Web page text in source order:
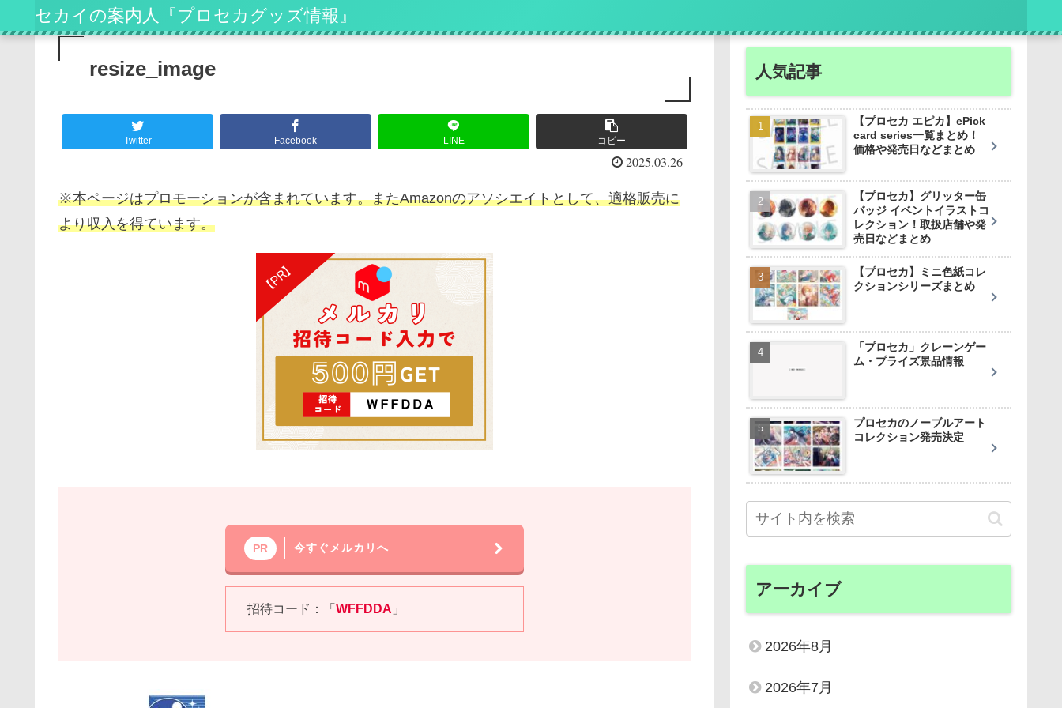
セカイの案内人『プロセカグッズ情報』
resize_image
Twitter Facebook LINE コピー
2025.03.26
※本ページはプロモーションが含まれています。またAmazonのアソシエイトとして、適格販売に
より収入を得ています。
PR 今すぐメルカリへ
招待コード：「WFFDDA 」
人気記事
【プロセカ エピカ】ePick
card series一覧まとめ！
価格や発売日などまとめ
【プロセカ】グリッター缶
バッジ イベントイラストコ
レクション！取扱店舗や発
売日などまとめ
【プロセカ】ミニ色紙コレ
クションシリーズまとめ
「プロセカ」クレーンゲー
ム・プライズ景品情報
プロセカのノーブルアート
コレクション発売決定
アーカイブ
2026年8月
2026年7月